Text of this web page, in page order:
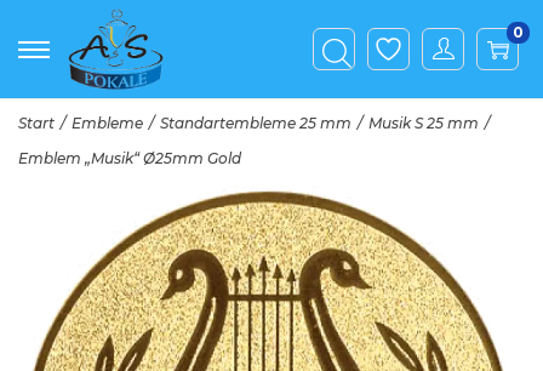
0
Start / Embleme / Standartembleme 25 mm / Musik S 25 mm /
Emblem „Musik“ Ø25mm Gold